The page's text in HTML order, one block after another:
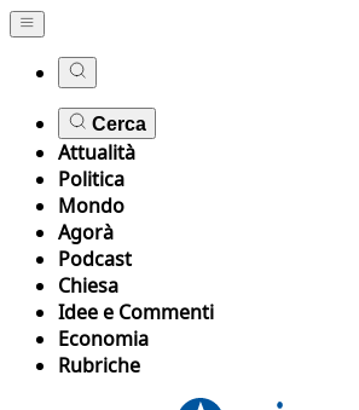
Cerca
Attualità
Politica
Mondo
Agorà
Podcast
Chiesa
Idee e Commenti
Economia
Rubriche